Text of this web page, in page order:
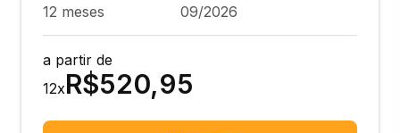
12 meses
09/2026
a partir de
12xR$520,95